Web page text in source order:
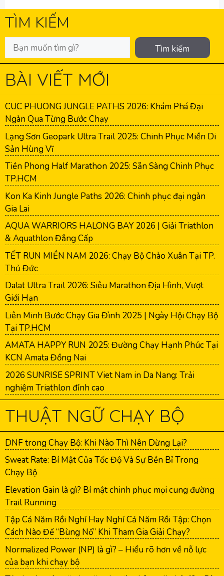
TÌM KIẾM
Tìm kiếm
BÀI VIẾT MỚI
CUC PHUONG JUNGLE PATHS 2026: Khám Phá Đại
Ngàn Qua Từng Bước Chạy
Lạng Sơn Geopark Ultra Trail 2025: Chinh Phục Miền Di
Sản Hùng Vĩ
Tiền Phong Half Marathon 2025: Sẵn Sàng Chinh Phục
TP.HCM
Kon Ka Kinh Jungle Paths 2026: Chinh phục đại ngàn
Gia Lai
AQUA WARRIORS HALONG BAY 2026 | Giải Triathlon
& Aquathlon Đẳng Cấp
TẾT RUN MIỀN NAM 2026: Chạy Bộ Chào Xuân Tại TP.
Thủ Đức
Dalat Ultra Trail 2026: Siêu Marathon Địa Hình, Vượt
Giới Hạn
Liên Minh Bước Chạy Gia Đình 2025 | Ngày Hội Chạy Bộ
Tại TP.HCM
AMATA HAPPY RUN 2025: Đường Chạy Hạnh Phúc Tại
KCN Amata Đồng Nai
2026 SUNRISE SPRINT Viet Nam in Da Nang: Trải
nghiệm Triathlon đỉnh cao
THUẬT NGỮ CHẠY BỘ
DNF trong Chạy Bộ: Khi Nào Thì Nên Dừng Lại?
Sweat Rate: Bí Mật Của Tốc Độ Và Sự Bền Bỉ Trong
Chạy Bộ
Elevation Gain là gì? Bí mật chinh phục mọi cung đường
Trail Running
Tập Cả Năm Rồi Nghỉ Hay Nghỉ Cả Năm Rồi Tập: Chọn
Cách Nào Để “Bùng Nổ” Khi Tham Gia Giải Chạy?
Normalized Power (NP) là gì? – Hiểu rõ hơn về nỗ lực
của bạn khi chạy bộ